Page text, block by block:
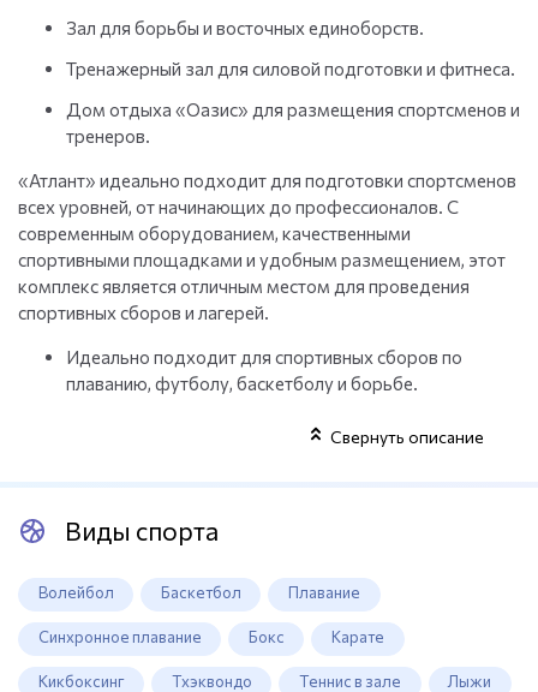
Зал для борьбы и восточных единоборств.
Тренажерный зал для силовой подготовки и фитнеса.
Дом отдыха «Оазис» для размещения спортсменов и
тренеров.
«Атлант» идеально подходит для подготовки спортсменов
всех уровней, от начинающих до профессионалов. С
современным оборудованием, качественными
спортивными площадками и удобным размещением, этот
комплекс является отличным местом для проведения
спортивных сборов и лагерей.
Идеально подходит для спортивных сборов по
плаванию, футболу, баскетболу и борьбе.
Все необходимые условия для подготовки
комфортного проживания.
Свернуть описание
Виды спорта
Волейбол Баскетбол Плавание
Синхронное плавание Бокс Карате
Кикбоксинг Тхэквондо Теннис в зале Лыжи